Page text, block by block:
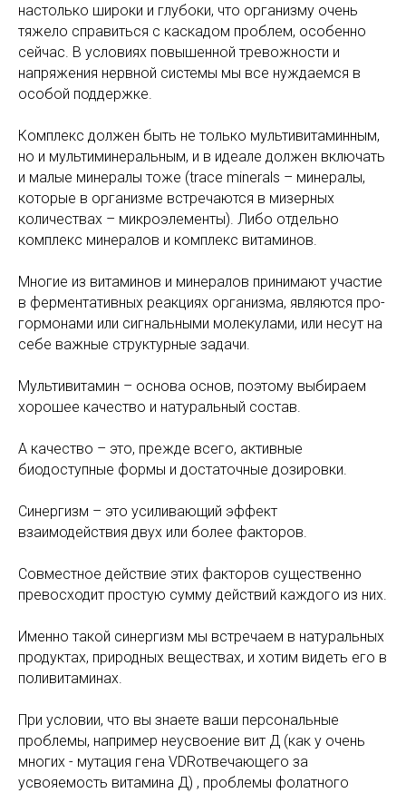
настолько широки и глубоки, что организму очень
тяжело справиться с каскадом проблем, особенно
сейчас. В условиях повышенной тревожности и
напряжения нервной системы мы все нуждаемся в
особой поддержке.
Комплекс должен быть не только мультивитаминным,
но и мультиминеральным, и в идеале должен включать
и малые минералы тоже (trace minerals – минералы,
которые в организме встречаются в мизерных
количествах – микроэлементы). Либо отдельно
комплекс минералов и комплекс витаминов.
Многие из витаминов и минералов принимают участие
в ферментативных реакциях организма, являются про-
гормонами или сигнальными молекулами, или несут на
себе важные структурные задачи.
Мультивитамин – основа основ, поэтому выбираем
хорошее качество и натуральный состав.
А качество – это, прежде всего, активные
биодоступные формы и достаточные дозировки.
Синергизм – это усиливающий эффект
взаимодействия двух или более факторов.
Совместное действие этих факторов существенно
превосходит простую сумму действий каждого из них.
Именно такой синергизм мы встречаем в натуральных
продуктах, природных веществах, и хотим видеть его в
поливитаминах.
При условии, что вы знаете ваши персональные
проблемы, например неусвоение вит Д (как у очень
многих - мутация гена VDRотвечающего за
усвояемость витамина Д) , проблемы фолатного